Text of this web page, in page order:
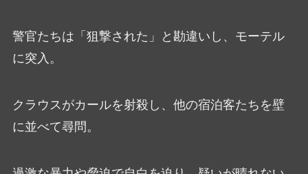
警官たちは「狙撃された」と勘違いし、モーテル
に突入。
クラウスがカールを射殺し、他の宿泊客たちを壁
に並べて尋問。